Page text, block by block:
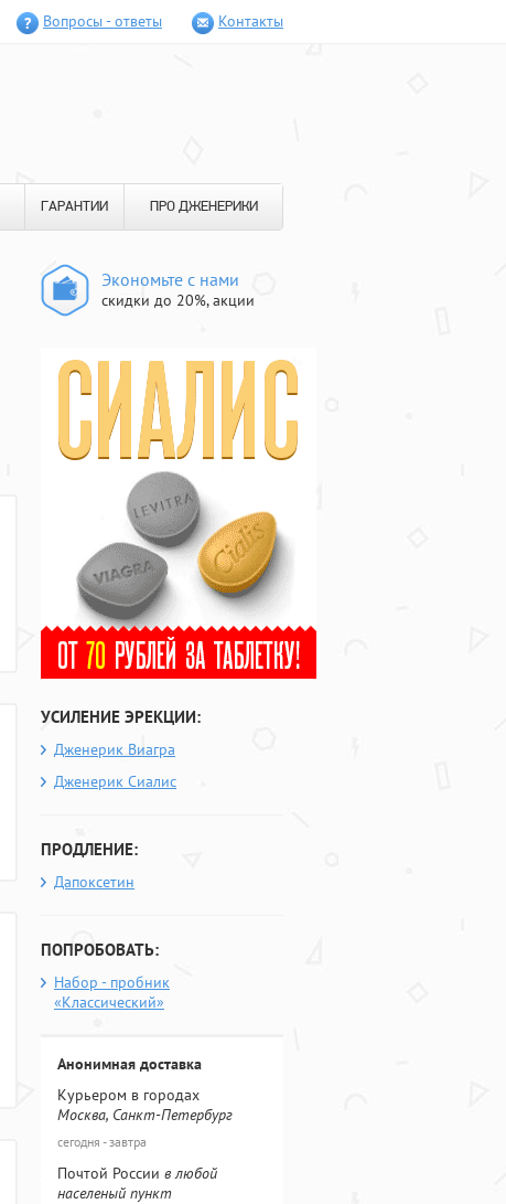
Вопросы - ответы Контакты
ГАРАНТИИ ПРО ДЖЕНЕРИКИ
Экономьте с нами
скидки до 20%, акции
УСИЛЕНИЕ ЭРЕКЦИИ:
Дженерик Виагра
Дженерик Сиалис
ПРОДЛЕНИЕ:
Дапоксетин
ПОПРОБОВАТЬ:
Набор - пробник
«Классический»
Анонимная доставка
Курьером в городах
Москва, Санкт-Петербург
сегодня - завтра
Почтой России в любой
населеный пункт